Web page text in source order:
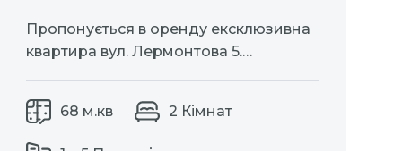
Пропонується в оренду ексклюзивна
квартира вул. Лермонтова 5.
комфорт та приватність. Окремий вхід
дозволяє насолоджуватися
затишком власного простору без
68 м.кв 2 Кімнат